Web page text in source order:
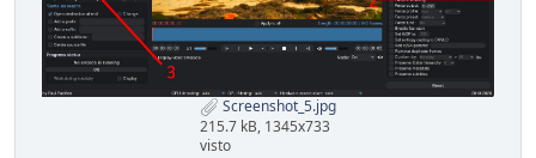
Screenshot_5.jpg
215.7 kB, 1345x733
visto